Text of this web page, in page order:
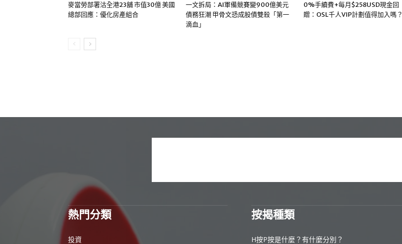
麥當勞部署沽全港23舖 市值30億 美國
總部回應：優化房產組合
一文拆局：AI軍備競賽變900億美元
債務狂潮 甲骨文恐成股債雙殺「第一
滴血」
0%手續費+每月$258USD現金回
贈：OSL千人VIP計劃值得加入嗎？
熱門分類
投資
按揭種類
H按P按是什麼？有什麼分別？